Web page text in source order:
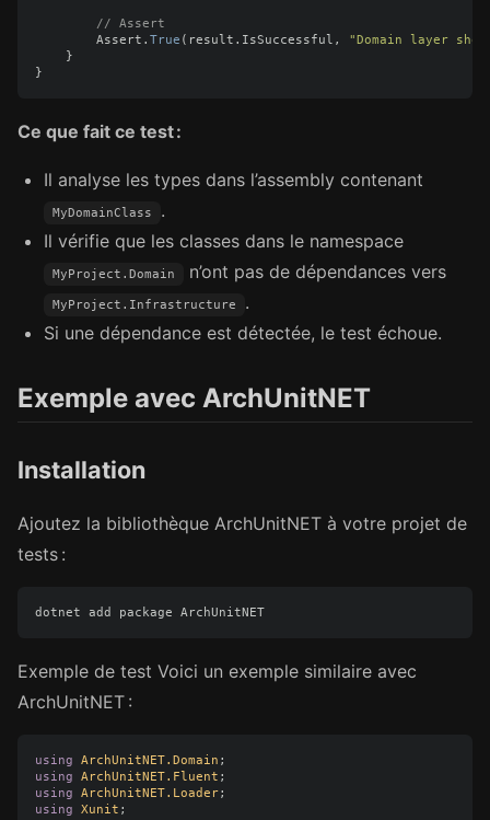
// Assert
Assert . True ( result . IsSuccessful ,
"Domain layer
}
}
Ce que fait ce test :
Il analyse les types dans l’assembly contenant
MyDomainClass
.
Il vérifie que les classes dans le namespace
MyProject.Domain n’ont pas de dépendances vers
MyProject.Infrastructure
.
Si une dépendance est détectée, le test échoue.
Exemple avec ArchUnitNET
Installation
Ajoutez la bibliothèque ArchUnitNET à votre projet de
tests :
Exemple de test Voici un exemple similaire avec
ArchUnitNET :
using ArchUnitNET.Domain ;
using
ArchUnitNET.Fluent ;
using
ArchUnitNET.Loader;
using
Xunit ;